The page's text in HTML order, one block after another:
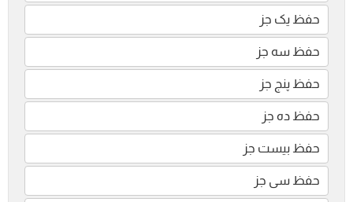
حفظ یک جز
حفظ سه جز
حفظ پنج جز
حفظ ده جز
حفظ بیست جز
حفظ سی جز